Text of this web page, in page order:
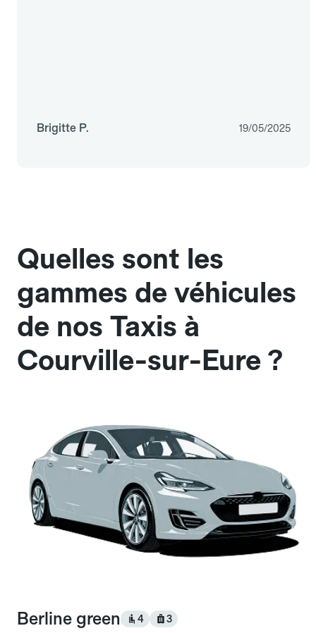
Brigitte P. 19/05/2025
Quelles sont les
gammes de véhicules
de nos Taxis à
Courville-sur-Eure ?
Berline green 4 3